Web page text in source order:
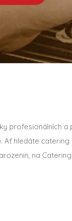
profesionálních a
Ať hledáte catering
na